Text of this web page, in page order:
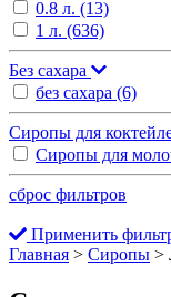
0.8 л. (13)
1 л. (636)
Без сахара
без сахара (6)
Сиропы для
Сиропы для
сброс фильтров
Применить
Главная > Сиропы >